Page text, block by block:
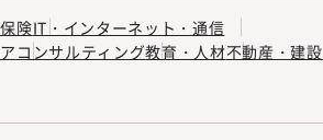
険IT・インターネット・通信
コンサルティング教育・人材不動産・建設